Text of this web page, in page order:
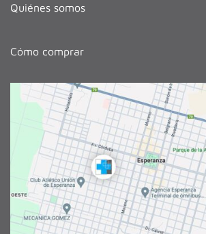
Quiénes somos
Cómo comprar